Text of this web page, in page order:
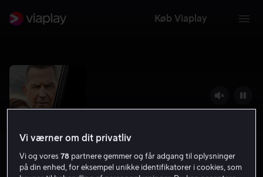
Køb Viaplay
Vi værner om dit privatliv
Vi og vores78 partnere gemmer og får adgang til oplysninger
på din enhed, for eksempel unikke identifikatorer i cookies, som